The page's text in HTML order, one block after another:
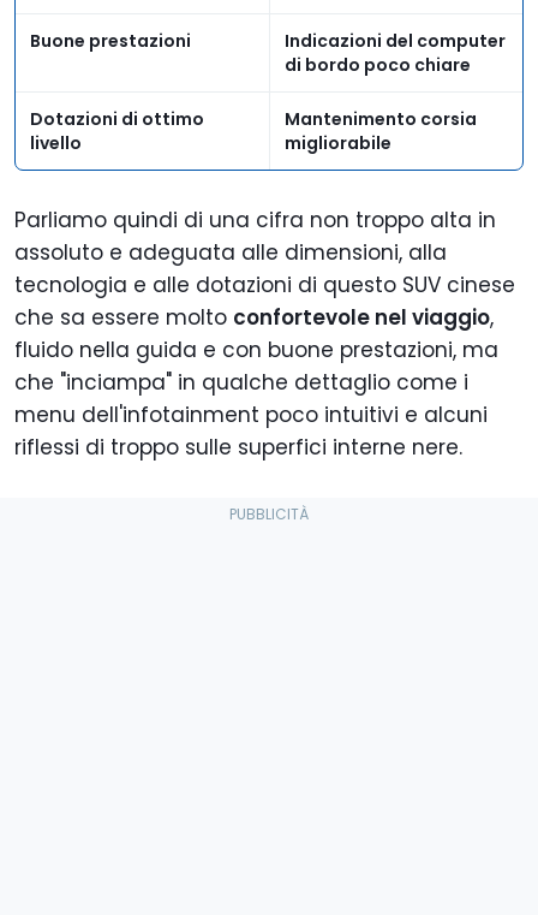
Buone prestazioni
Indicazioni del computer
di bordo poco chiare
Dotazioni di ottimo
livello
Mantenimento corsia
migliorabile
Parliamo quindi di una cifra non troppo alta in
assoluto e adeguata alle dimensioni, alla
tecnologia e alle dotazioni di questo SUV cinese
che sa essere molto confortevole nel viaggio,
fluido nella guida e con buone prestazioni, ma
che "inciampa" in qualche dettaglio come i
menu dell'infotainment poco intuitivi e alcuni
riflessi di troppo sulle superfici interne nere.